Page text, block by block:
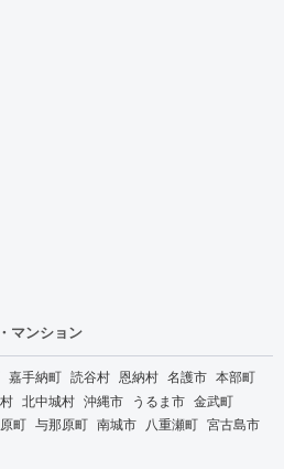
マンション
嘉手納町 読谷村 恩納村 名護市 本部町
北中城村 沖縄市 うるま市 金武町
町 与那原町 南城市 八重瀬町 宮古島市